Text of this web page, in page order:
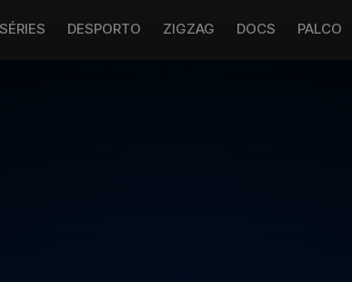
SÉRIES DESPORTO ZIGZAG DOCS PALCO